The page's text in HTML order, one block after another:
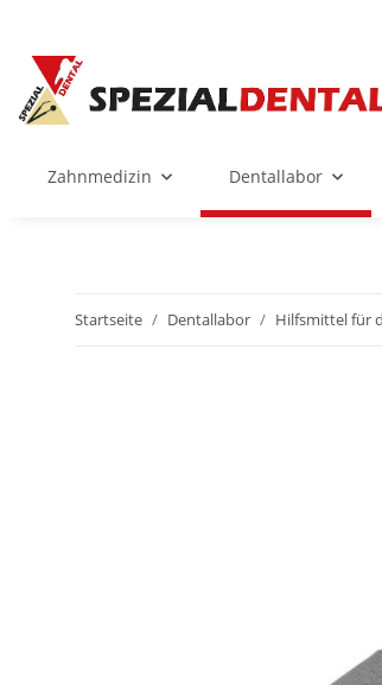
Zahnmedizin Dentallabor
Startseite Dentallabor Hilfsmittel für